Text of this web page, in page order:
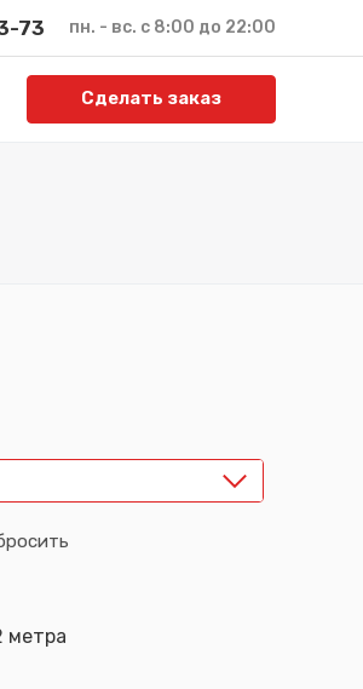
73 пн. - вс. с 8:00 до 22:00
Сделать заказ